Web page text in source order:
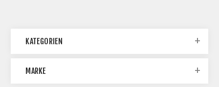
KATEGORIEN
MARKE